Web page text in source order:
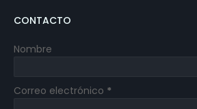
CONTACTO
Nombre
Correo electrónico *